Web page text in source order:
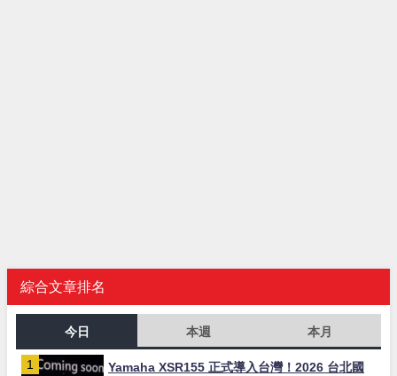
綜合文章排名
今日 本週 本月
Yamaha XSR155 正式導入台灣！2026 台北國